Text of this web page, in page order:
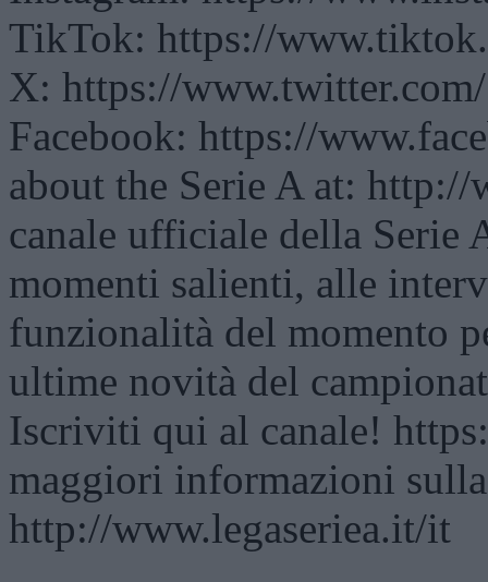
TikTok: https://
X: https://
Facebook: https://
about the Serie A at:
canale ufficiale della Serie
momenti salienti, alle
funzionalità del momento
ultime novità del
Iscriviti qui al canale!
maggiori informazioni
http://www.legaseriea.it/it